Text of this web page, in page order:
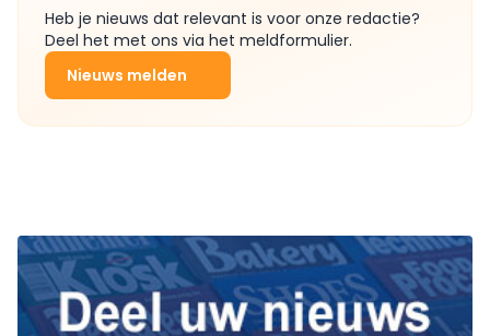
Heb je nieuws dat relevant is voor onze redactie?
Deel het met ons via het meldformulier.
Nieuws melden